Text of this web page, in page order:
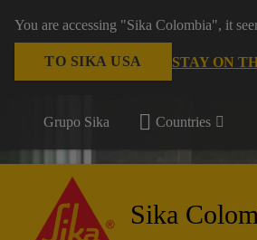
You are accessing "Sika Colombia", it
TO SIKA USA STAY ON
Grupo Sika Countries
Sika